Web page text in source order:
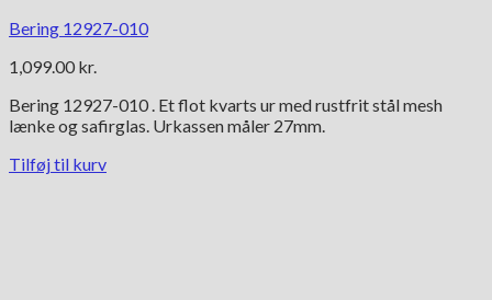
Bering 12927-010
1,099.00 kr.
Bering 12927-010 . Et flot kvarts ur med rustfrit stål mesh
lænke og safirglas. Urkassen måler 27mm.
Tilføj til kurv